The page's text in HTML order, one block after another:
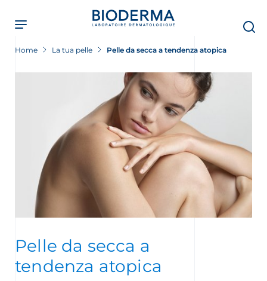
main
content
Home La tua pelle Pelle da secca a tendenza atopica
Pelle da secca a
tendenza atopica